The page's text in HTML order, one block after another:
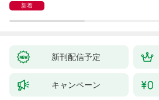
新着
新刊配信予定
キャンペーン